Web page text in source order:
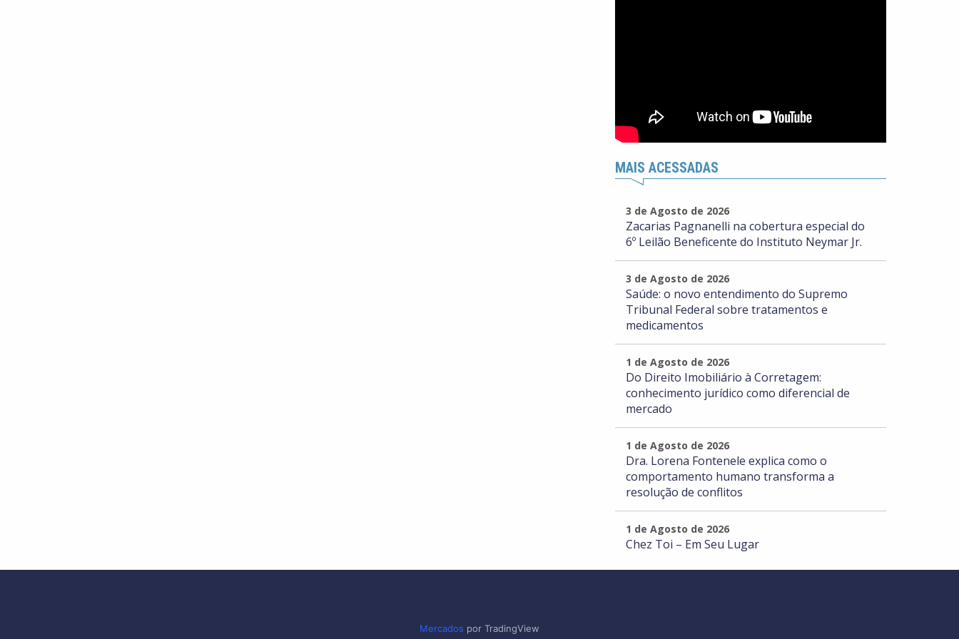
MAIS ACESSADAS
3 de Agosto de 2026
Zacarias Pagnanelli na cobertura especial do
6º Leilão Beneficente do Instituto Neymar Jr.
3 de Agosto de 2026
Saúde: o novo entendimento do Supremo
Tribunal Federal sobre tratamentos e
medicamentos
1 de Agosto de 2026
Do Direito Imobiliário à Corretagem:
conhecimento jurídico como diferencial de
mercado
1 de Agosto de 2026
Dra. Lorena Fontenele explica como o
comportamento humano transforma a
resolução de conflitos
1 de Agosto de 2026
Chez Toi – Em Seu Lugar
Mercados por TradingView